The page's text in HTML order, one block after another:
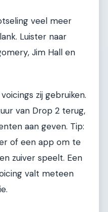
veel meer
Luister naar
Jim Hall en
zij gebruiken.
van Drop 2 terug,
aan geven. Tip:
of een app om te
zuiver speelt. Een
valt meteen